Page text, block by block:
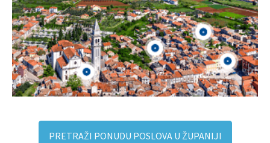
PRETRAŽI PONUDU POSLOVA U ŽUPANIJI